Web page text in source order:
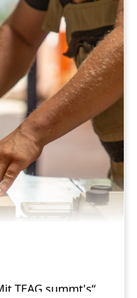
einige
habt Ihr dieses
TEAG summt's“